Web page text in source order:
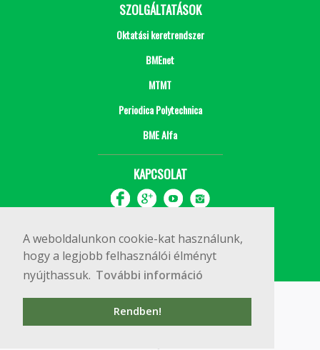
A weboldalunkon cookie-kat használunk,
hogy a legjobb felhasználói élményt
nyújthassuk. További információ
Rendben!
SZOLGÁLTATÁSOK
Oktatási keretrendszer
BMEnet
MTMT
Periodica Polytechnica
BME Alfa
KAPCSOLAT
Copyright © 2020 BME Építőmérnöki Kar
1111 Budapest, Műegyetem rkp. 3.